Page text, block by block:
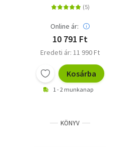
Online ár:
10 791 Ft
Eredeti ár: 11 990 Ft
Kosárba
1 - 2 munkanap
KÖNYV